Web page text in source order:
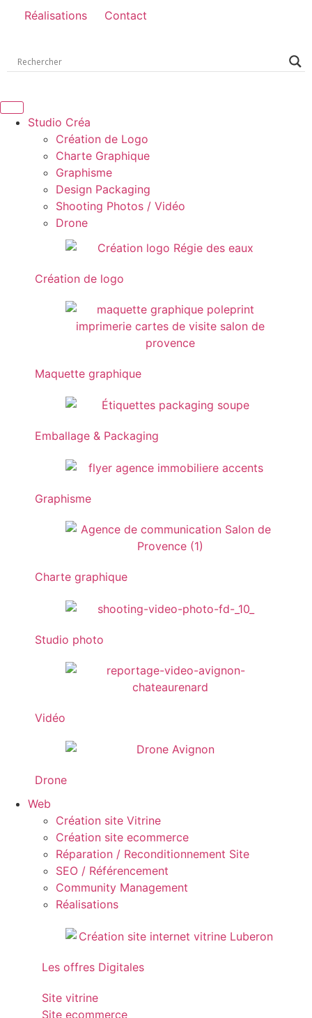
Réalisations Contact
Studio Créa
Création de Logo
Charte Graphique
Graphisme
Design Packaging
Shooting Photos / Vidéo
Drone
Création de logo
Maquette graphique
Emballage & Packaging
Graphisme
Charte graphique
Studio photo
Vidéo
Drone
Web
Création site Vitrine
Création site ecommerce
Réparation / Reconditionnement Site
SEO / Référencement
Community Management
Réalisations
Les offres Digitales
Site vitrine
Site ecommerce